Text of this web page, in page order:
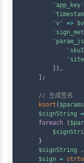
'app_key'
'v'
=> $v
) ,
;
// 生成签名
ksort ( $params
$signString =
foreach
(
}
$signString
$sign =